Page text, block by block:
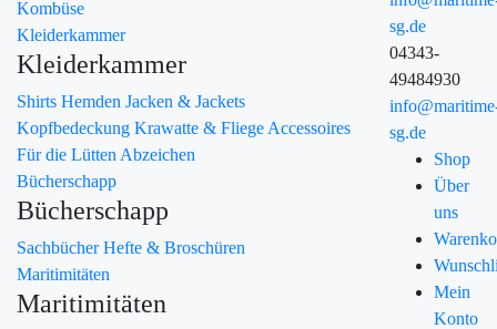
Kombüse
Kleiderkammer
Kleiderkammer
Shirts Hemden Jacken & Jackets
Kopfbedeckung Krawatte & Fliege Accessoires
Für die Lütten Abzeichen
Bücherschapp
Bücherschapp
SachbücherHefte & Broschüren
Maritimitäten
Maritimitäten
sg.de
04343-
49484930
sg.de
Shop
Über
uns
Mein
Konto